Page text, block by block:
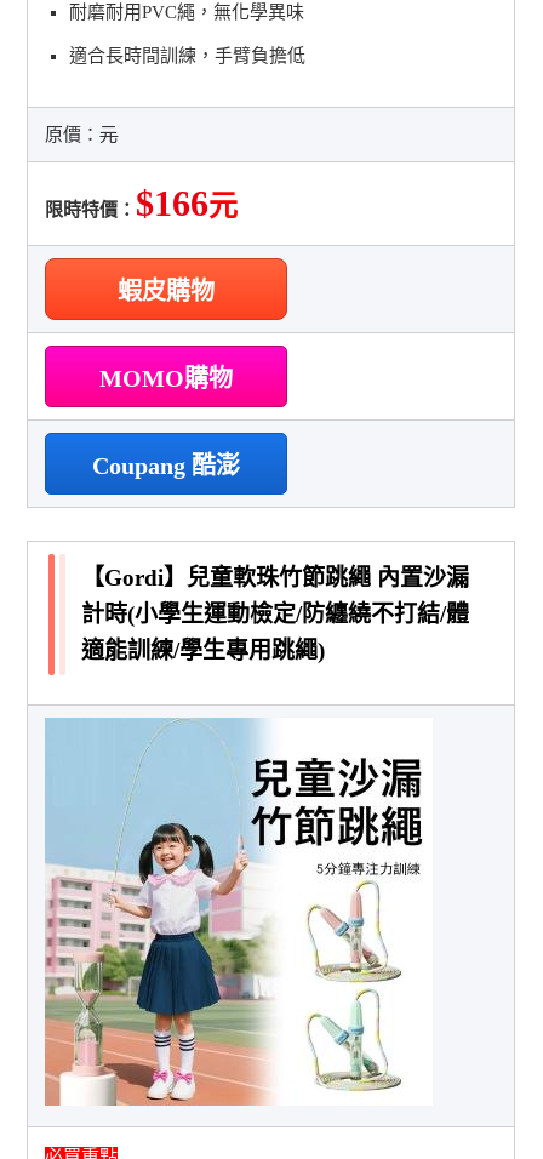
耐磨耐用PVC繩，無化學異味
適合長時間訓練，手臂負擔低
原價：元
限時特價： $166元
蝦皮購物
MOMO購物
Coupang 酷澎
【Gordi】兒童軟珠竹節跳繩 內置沙漏
計時(小學生運動檢定/防纏繞不打結/體
適能訓練/學生專用跳繩)